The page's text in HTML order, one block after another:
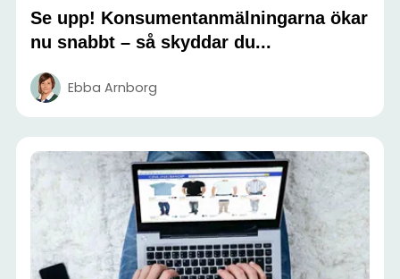
Se upp! Konsumentanmälningarna ökar
nu snabbt – så skyddar du...
Ebba Arnborg